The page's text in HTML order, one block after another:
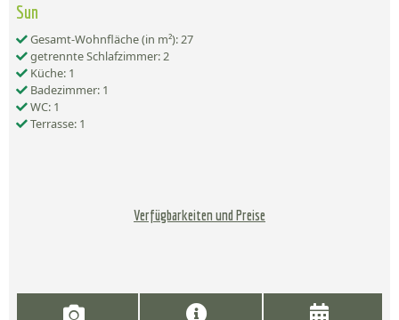
Sun
Gesamt-Wohnfläche (in m²): 27
getrennte Schlafzimmer: 2
Küche: 1
Badezimmer: 1
WC: 1
Terrasse: 1
Verfügbarkeiten und Preise